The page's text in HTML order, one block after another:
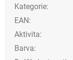
Kategorie:
EAN:
Aktivita:
Barva: